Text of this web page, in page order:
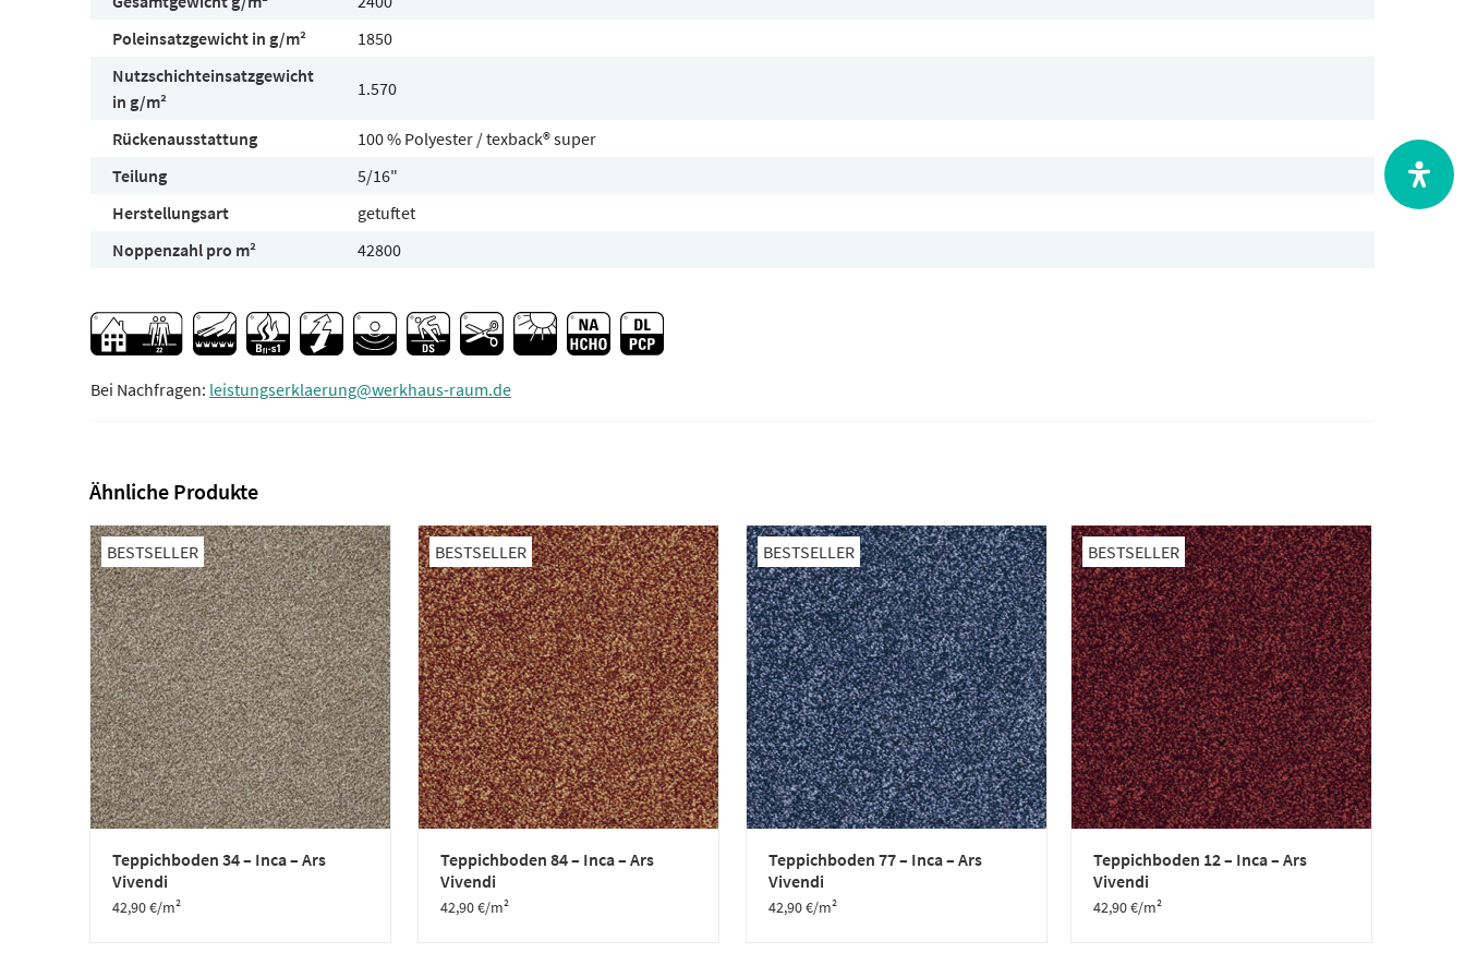
Poleinsatzgewicht in g/m²
1850
Nutzschichteinsatzgewicht
in g/m²
1.570
Rückenausstattung
100 % Polyester / texback® super
Teilung
5/16"
Herstellungsart
getuftet
Noppenzahl pro m²
42800
Bei Nachfragen: leistungserklaerung@werkhaus-raum.de
Ähnliche Produkte
BESTSELLER
Teppichboden 34 – Inca – Ars
Vivendi
42,90€/m²
BESTSELLER
Teppichboden 84 – Inca – Ars
Vivendi
42,90€/m²
BESTSELLER
Teppichboden 77 – Inca – Ars
Vivendi
42,90€/m²
BESTSELLER
Teppichboden 12 – Inca – Ars
Vivendi
42,90€/m²